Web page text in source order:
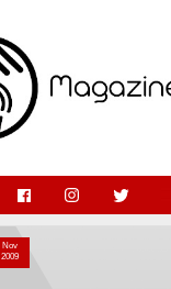
Nov
2009